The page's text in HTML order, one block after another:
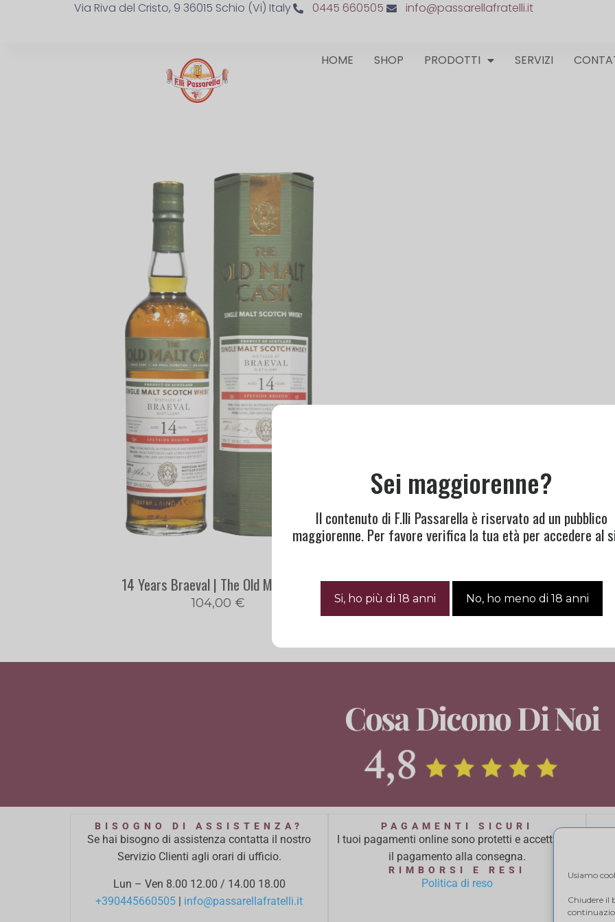
Usiamo
Chiudere il
Via Riva del Cristo, 9 36015 Schio (Vi) Italy 0445 660505 info@passarellafratelli.it
HOME SHOP PRODOTTI SERVIZI
14 Years Braeval | The Old Malt Cask
104,00 €
Cosa Dicono Di Noi
BISOGNO DI ASSISTENZA?
Se hai bisogno di assistenza contatta il nostro
Servizio Clienti agli orari di ufficio.
Lun – Ven 8.00 12.00 / 14.00 18.00
+390445660505 | info@passarellafratelli.it
PAGAMENTI SICURI
I tuoi pagamenti online sono protetti e accettiamo
il pagamento alla consegna.
RIMBORSI E RESI
Politica di reso
Sei maggiorenne?
Il contenuto di F.lli Passarella è riservato ad un pubblico
maggiorenne. Per favore verifica la tua età per accedere al